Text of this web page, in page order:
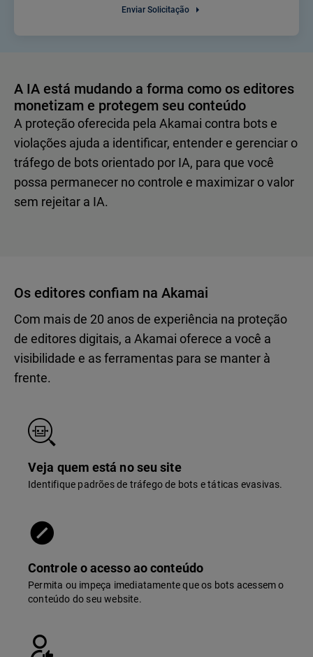
Enviar Solicitação
A IA está mudando a forma como os editores
monetizam e protegem seu conteúdo
A proteção oferecida pela Akamai contra bots e
violações ajuda a identificar, entender e gerenciar o
tráfego de bots orientado por IA, para que você
possa permanecer no controle e maximizar o valor
sem rejeitar a IA.
Os editores confiam na Akamai
Com mais de 20 anos de experiência na proteção
de editores digitais, a Akamai oferece a você a
visibilidade e as ferramentas para se manter à
frente.
Veja quem está no seu site
Identifique padrões de tráfego de bots e táticas evasivas.
Controle o acesso ao conteúdo
Permita ou impeça imediatamente que os bots acessem o
conteúdo do seu website.